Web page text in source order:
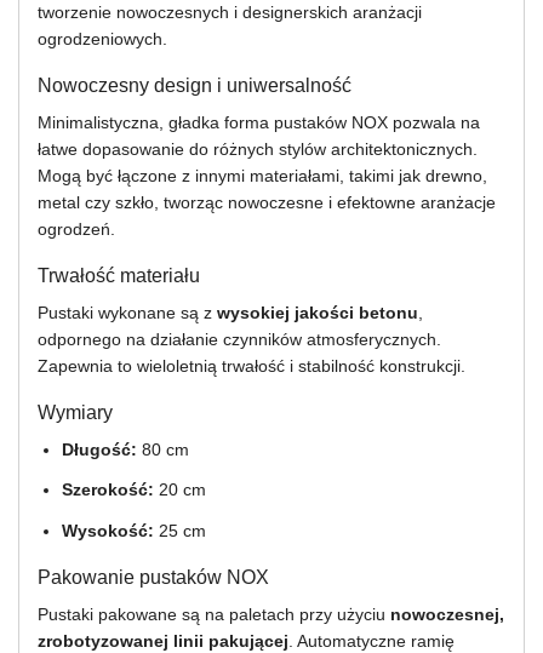
tworzenie nowoczesnych i designerskich aranżacji
ogrodzeniowych.
Nowoczesny design i uniwersalność
Minimalistyczna, gładka forma pustaków NOX pozwala na
łatwe dopasowanie do różnych stylów architektonicznych.
Mogą być łączone z innymi materiałami, takimi jak drewno,
metal czy szkło, tworząc nowoczesne i efektowne aranżacje
ogrodzeń.
Trwałość materiału
Pustaki wykonane są z wysokiej jakości betonu
odpornego na działanie czynników atmosferycznych.
Zapewnia to wieloletnią trwałość i stabilność konstrukcji.
Wymiary
Długość: 80 cm
Szerokość: 20 cm
Wysokość: 25 cm
Pakowanie pustaków NOX
Pustaki pakowane są na paletach przy użyciu nowoczesnej,
zrobotyzowanej linii pakującej . Automatyczne ramię